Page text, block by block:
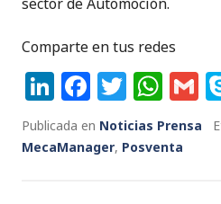
Comparte en tus redes
Li
n
k
F
a
c
T
w
it
W
h
a
G
Publicada en Noticias Prensa
MecaManager, Posventa